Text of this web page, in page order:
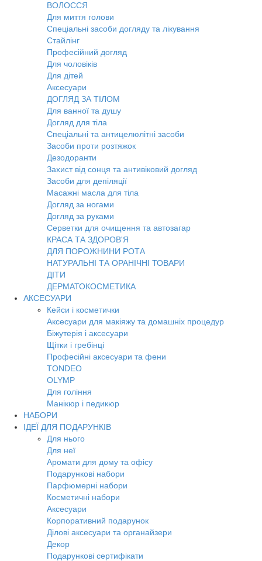
ВОЛОССЯ
Для миття голови
Спеціальні засоби догляду та лікування
Стайлінг
Професійний догляд
Для чоловіків
Для дітей
Аксесуари
ДОГЛЯД ЗА ТІЛОМ
Для ванної та душу
Догляд для тіла
Спеціальні та антицелюлітні засоби
Засоби проти розтяжок
Дезодоранти
Захист від сонця та антивіковий догляд
Засоби для депіляції
Масажні масла для тіла
Догляд за ногами
Догляд за руками
Серветки для очищення та автозагар
КРАСА ТА ЗДОРОВ'Я
ДЛЯ ПОРОЖНИНИ РОТА
НАТУРАЛЬНІ ТА ОРАНІЧНІ ТОВАРИ
ДІТИ
ДЕРМАТОКОСМЕТИКА
АКСЕСУАРИ
Кейси і косметички
Аксесуари для макіяжу та домашніх процедур
Біжутерія і аксесуари
Щітки і гребінці
Професійні аксесуари та фени
TONDEO
OLYMP
Для гоління
Манікюр і педикюр
НАБОРИ
ІДЕЇ ДЛЯ ПОДАРУНКІВ
Для нього
Для неї
Аромати для дому та офісу
Подарункові набори
Парфюмерні набори
Косметичні набори
Аксесуари
Корпоративний подарунок
Ділові аксесуари та органайзери
Декор
Подарункові сертифікати